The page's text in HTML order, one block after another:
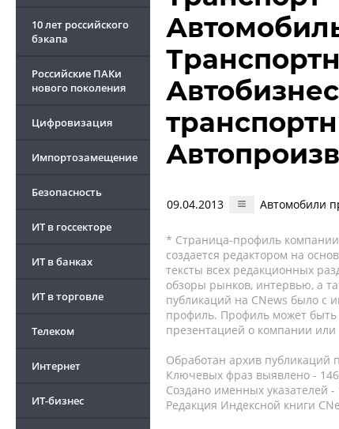
10 лет российского
бэкапа
Российские ПАКи
нового поколения
Цифровизация
Импортозамещение
Безопасность
ИТ в госсекторе
ИТ в банках
ИТ в торговле
Телеком
Интернет
ИТ-бизнес
09.04.2013 Автомобили
* Страница-профиль
создается редактором на
тексты всех редакционных
обзоры рынков, интервью, а
публикаций на CNews было с
профиль. Профиль может
презентацией о компании или
Обработан архив публикаций
Ключевых фраз выявлено -
Создано именных указателей -
Редакция Индексной книги